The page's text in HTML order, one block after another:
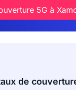
5G à
de